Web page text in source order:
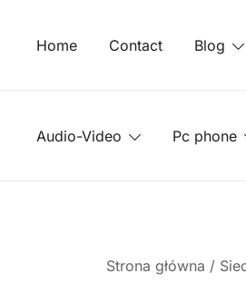
Home Contact Blog
Audio-Video Pc phone
Strona główna /